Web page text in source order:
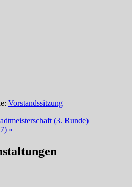
Vorstandssitzung
(3. Runde)
»